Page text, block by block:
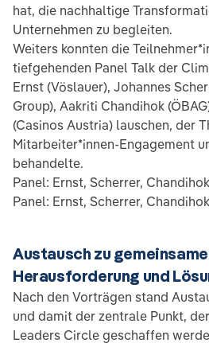
hat, die nachhaltige
Unternehmen zu begleiten.
Weiters konnten die
tiefgehenden Panel Talk der
Ernst (Vöslauer), Johannes
Group), Aakriti Chandihok
(Casinos Austria) lauschen, der
Mitarbeiter*innen-Engagement
behandelte.
Panel: Ernst, Scherrer,
Panel: Ernst, Scherrer,
Austausch zu
Herausforderung und
Nach den Vorträgen stand
und damit der zentrale Punkt,
Leaders Circle geschaffen